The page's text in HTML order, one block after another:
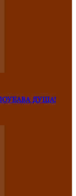
ДУША!